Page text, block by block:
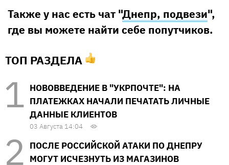
Также у нас есть чат "Днепр, подвези",
где вы можете найти себе попутчиков.
ТОП РАЗДЕЛА
НОВОВВЕДЕНИЕ В "УКРПОЧТЕ": НА
ПЛАТЕЖКАХ НАЧАЛИ ПЕЧАТАТЬ ЛИЧНЫЕ
ДАННЫЕ КЛИЕНТОВ
03 Августа 14:04
ПОСЛЕ РОССИЙСКОЙ АТАКИ ПО ДНЕПРУ
МОГУТ ИСЧЕЗНУТЬ ИЗ МАГАЗИНОВ